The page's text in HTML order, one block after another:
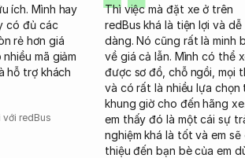
ích. Mình hay
có đủ các
rẻ hơn giá
mã giảm
hỗ trợ khách
redBus
Thì việc mà đặt xe ở trên
redBus khá là tiện lợi và dễ
dàng. Nó cũng rất là minh
về giá cả lẫn. Mình có thể
được sơ đồ, chỗ ngồi, mọi
và có rất là nhiều lựa chọn
khung giờ cho đến hãng
em thấy đó là một cái sự
nghiệm khá là tốt và em sẽ
thiệu đến bạn bè của em